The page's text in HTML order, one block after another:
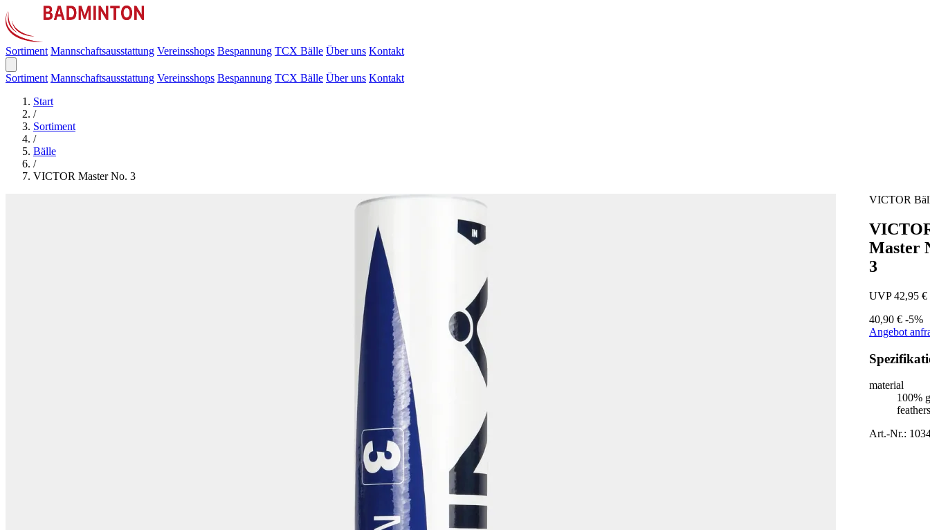
Sortiment Mannschaftsausstattung Vereinsshops Bespannung TCX Bälle Über uns Kontakt
Sortiment Mannschaftsausstattung Vereinsshops Bespannung TCX Bälle Über uns Kontakt
Start
/
Sortiment
/
Bälle
/
VICTOR Master No. 3
VICTOR
Master
3
UVP 42,95 €
40,90 € -5%
Angebot
material
100%
feathers
Art.-Nr.: